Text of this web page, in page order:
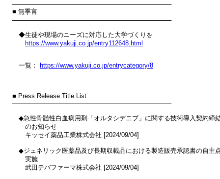
────────────────────────────────────
■ 無季言
────────────────────────────────────
◆生徒や現場のニーズに対応した大学づくりを
https://www.yakuji.co.jp/entry112648.html
一覧： https://www.yakuji.co.jp/entrycategory/8
────────────────────────────────────
■ Press Release Title List
────────────────────────────────────
◆急性骨髄性白血病用剤「オルタシデニブ」に関する技術導入契約締
のお知らせ
キッセイ薬品工業株式会社 [2024/09/04]
◆ジェネリック医薬品及び長期収載品における製造販売承認書の自主
実施
武田テバファーマ株式会社 [2024/09/04]